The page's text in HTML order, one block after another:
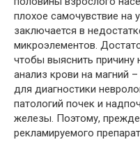
плохое самочувствие на
заключается в
микроэлементов.
чтобы выяснить
анализ крови на магний
для диагностики
патологий почек и
железы. Поэтому,
рекламируемого